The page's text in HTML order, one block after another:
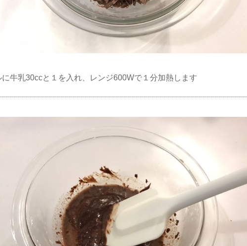
に牛乳30ccと１を入れ、レンジ600Wで１分加熱します